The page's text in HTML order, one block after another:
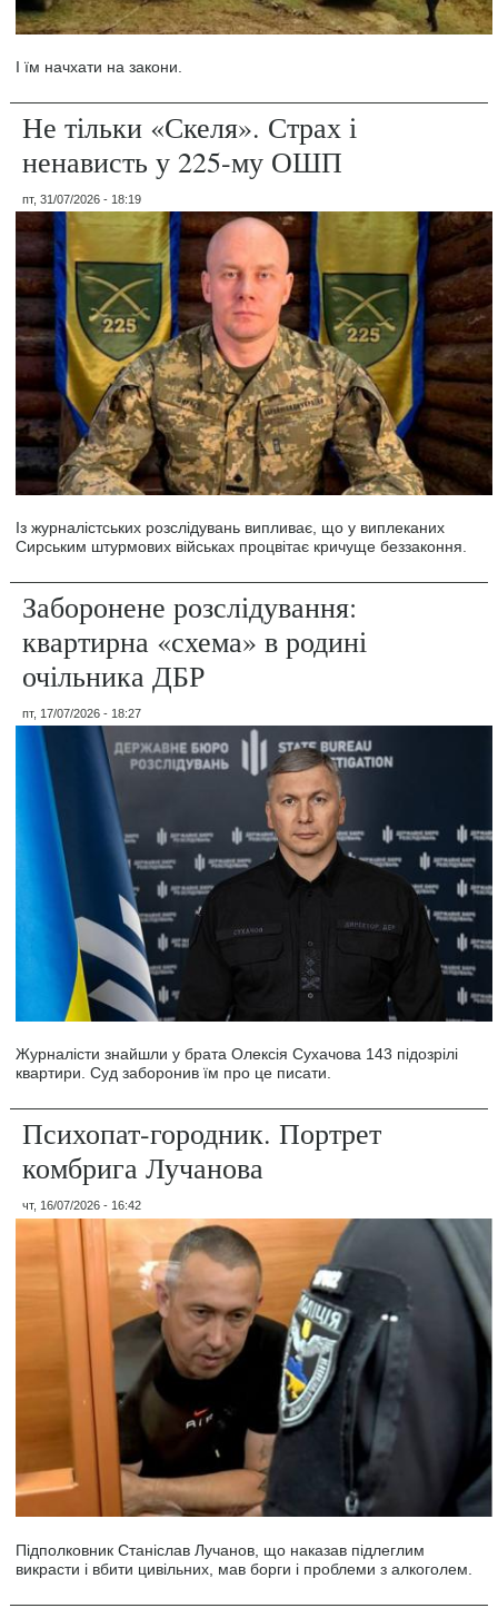
І їм начхати на закони.
Не тільки «Скеля». Страх і
ненависть у 225-му ОШП
пт, 31/07/2026 - 18:19
Із журналістських розслідувань випливає, що у виплеканих
Сирським штурмових військах процвітає кричуще беззаконня.
Заборонене розслідування:
квартирна «схема» в родині
очільника ДБР
пт, 17/07/2026 - 18:27
Журналісти знайшли у брата Олексія Сухачова 143 підозрілі
квартири. Суд заборонив їм про це писати.
Психопат-городник. Портрет
комбрига Лучанова
чт, 16/07/2026 - 16:42
Підполковник Станіслав Лучанов, що наказав підлеглим
викрасти і вбити цивільних, мав борги і проблеми з алкоголем.